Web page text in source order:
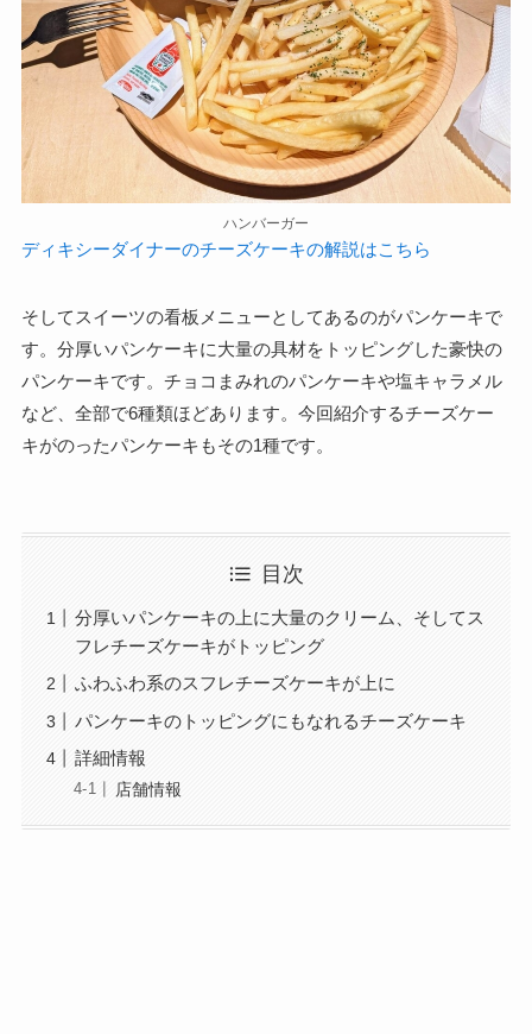
ハンバーガー
ディキシーダイナーのチーズケーキの解説はこちら
そしてスイーツの看板メニューとしてあるのがパンケーキで
す。分厚いパンケーキに大量の具材をトッピングした豪快の
パンケーキです。チョコまみれのパンケーキや塩キャラメル
など、全部で6種類ほどあります。今回紹介するチーズケー
キがのったパンケーキもその1種です。
目次
分厚いパンケーキの上に大量のクリーム、そしてス
フレチーズケーキがトッピング
ふわふわ系のスフレチーズケーキが上に
パンケーキのトッピングにもなれるチーズケーキ
詳細情報
店舗情報